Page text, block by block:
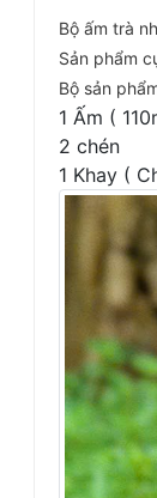
Bộ ấm trà
Sản phẩm
Bộ sản
1 Ấm (
2 chén
1 Khay (